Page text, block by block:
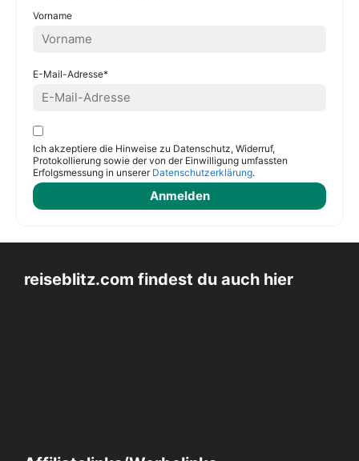
Vorname
E-Mail-Adresse*
Ich akzeptiere die Hinweise zu Datenschutz, Widerruf,
Protokollierung sowie der von der Einwilligung umfassten
Erfolgsmessung in unserer Datenschutzerklärung.
reiseblitz.com findest du auch hier